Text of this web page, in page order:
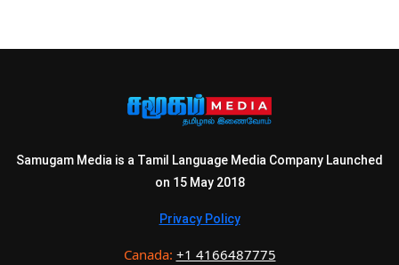
Samugam Media is a Tamil Language Media Company Launched
on 15 May 2018
Privacy Policy
Canada: +1 4166487775